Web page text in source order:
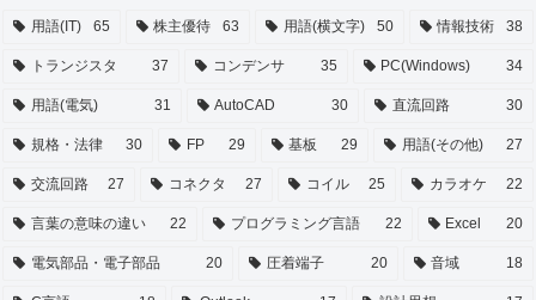
用語(IT) 65 株主優待 63 用語(横文字) 50 情報技術 38
トランジスタ 37 コンデンサ 35 PC(Windows) 34
用語(電気) 31 AutoCAD 30 直流回路 30
規格・法律 30 FP 29 基板 29 用語(その他) 27
交流回路 27 コネクタ 27 コイル 25 カラオケ 22
言葉の意味の違い 22 プログラミング言語 22 Excel 20
電気部品・電子部品 20 圧着端子 20 音域 18